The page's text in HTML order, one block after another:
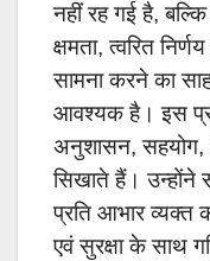
नहीं रह गई है, बल्कि
क्षमता, त्वरित
सामना करने का
आवश्यक है। इस
अनुशासन, सहयोग,
सिखाते हैं।
प्रति आभार व्यक्त
एवं सुरक्षा के साथ